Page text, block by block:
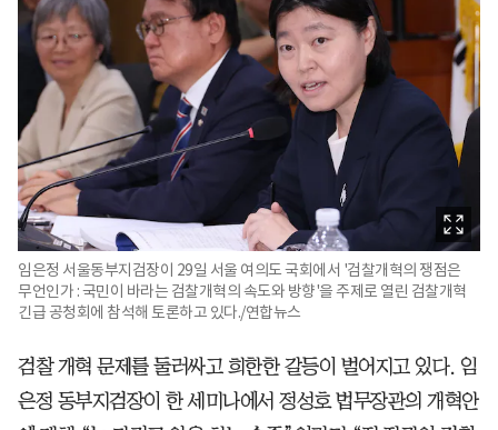
임은정 서울동부지검장이 29일 서울 여의도 국회에서 '검찰개혁의 쟁점은
무언인가 : 국민이 바라는 검찰개혁의 속도와 방향'을 주제로 열린 검찰개혁
긴급 공청회에 참석해 토론하고 있다./연합뉴스
검찰 개혁 문제를 둘러싸고 희한한 갈등이 벌어지고 있다. 임
은정 동부지검장이 한 세미나에서 정성호 법무장관의 개혁안